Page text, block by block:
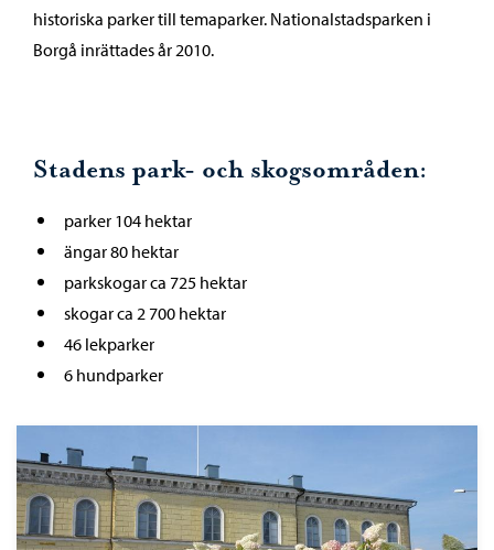
historiska parker till temaparker. Nationalstadsparken i
Borgå inrättades år 2010.
Stadens park- och skogsområden:
parker 104 hektar
ängar 80 hektar
parkskogar ca 725 hektar
skogar ca 2 700 hektar
46 lekparker
6 hundparker